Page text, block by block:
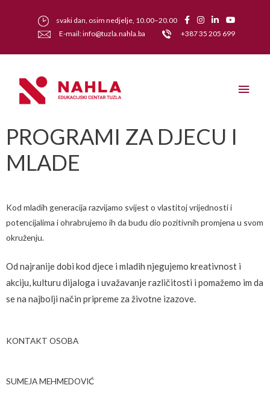
svaki dan, osim nedjelje, 10.00–20.00
E-mail: info@tuzla.nahla.ba
+387 35 205 699
PROGRAMI ZA DJECU I
MLADE
Kod mladih generacija razvijamo svijest o vlastitoj vrijednosti i
potencijalima i ohrabrujemo ih da budu dio pozitivnih promjena u svom
okruženju.
Od najranije dobi kod djece i mladih njegujemo kreativnost i
akciju, kulturu dijaloga i uvažavanje različitosti i pomažemo im da
se na najbolji način pripreme za životne izazove.
KONTAKT OSOBA
SUMEJA MEHMEDOVIĆ